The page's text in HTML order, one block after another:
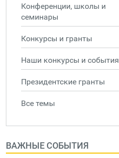
Конференции, школы и
семинары
Конкурсы и гранты
Наши конкурсы и события
Президентские гранты
Все темы
ВАЖНЫЕ СОБЫТИЯ